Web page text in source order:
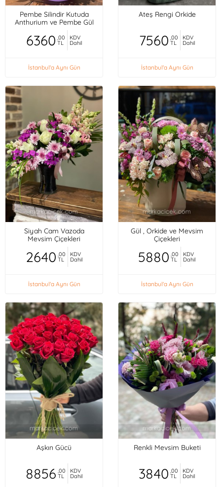
Pembe Silindir Kutuda
Anthurium ve Pembe Gül
6360 ,00
TL
KDV
Dahil
İstanbul'a Aynı Gün
Ateş Rengi Orkide
7560 ,00
TL
KDV
Dahil
İstanbul'a Aynı Gün
Siyah Cam Vazoda
Mevsim Çiçekleri
2640 ,00
TL
KDV
Dahil
İstanbul'a Aynı Gün
Gül , Orkide ve Mevsim
Çiçekleri
5880 ,00
TL
KDV
Dahil
İstanbul'a Aynı Gün
Aşkın Gücü
8856 ,00
TL
KDV
Dahil
Renkli Mevsim Buketi
3840 ,00
TL
KDV
Dahil